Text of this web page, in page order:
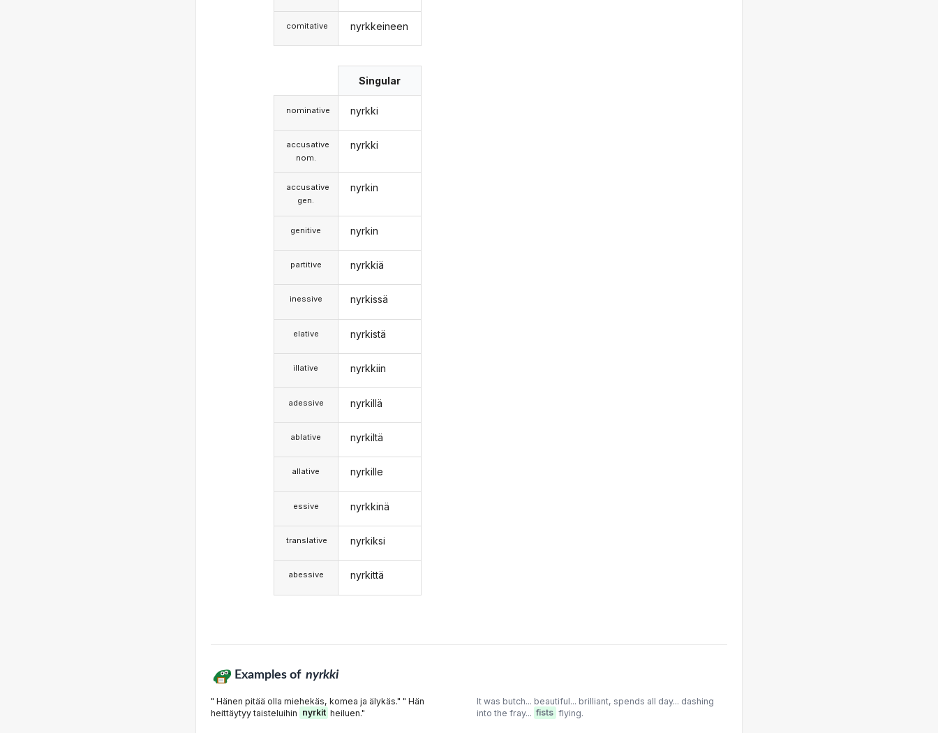
comitative nyrkkeineen
nominative
accusative
nom.
accusative
gen.
genitive
partitive
inessive
elative
illative
adessive
ablative
allative
essive
translative
abessive
Singular
nyrkki
nyrkki
nyrkin
nyrkin
nyrkkiä
nyrkissä
nyrkistä
nyrkkiin
nyrkillä
nyrkiltä
nyrkille
nyrkkinä
nyrkiksi
nyrkittä
Examples of nyrkki
" Hänen pitää olla miehekäs, komea ja älykäs." " Hän
heittäytyy taisteluihin nyrkit heiluen."
It was butch... beautiful... brilliant, spends all day... dashing
into the fray... fists flying.